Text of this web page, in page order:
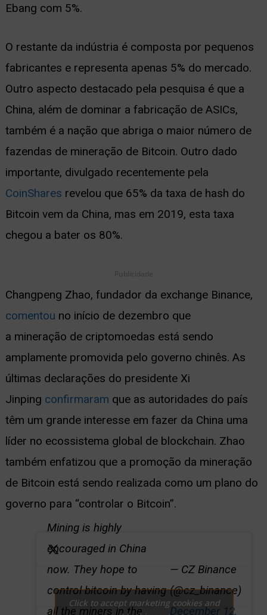
Ebang com 5%.
O restante da indústria é composta por pequenos
fabricantes e representa apenas 5% do mercado.
Outro aspecto destacado pela pesquisa é que a
China, além de dominar a fabricação de ASICs,
também é a nação que abriga o maior número de
fazendas de mineração de Bitcoin. Outro dado
importante, divulgado recentemente pela
CoinShares revelou que 65% da taxa de hash do
Bitcoin vem da China, mas em 2019, esta taxa
chegou a bater os 80%.
Publicidade
Changpeng Zhao, fundador da exchange Binance,
comentou no início de dezembro que
a mineração de criptomoedas está sendo
amplamente promovida pelo governo chinês. As
últimas declarações do presidente Xi
Jinping confirmaram que as autoridades do país
têm um grande interesse em fazer da China uma
líder no ecossistema global de blockchain. Zhao
também enfatizou que a promoção da mineração
de Bitcoin está sendo realizada como um plano do
governo para “controlar o Bitcoin”.
Mining is highly
encouraged in China
now. They hope to
control bitcoin by having
all the miners in the
— CZ Binance
(@cz_binance)
December 12,
Click to accept marketing cookies and